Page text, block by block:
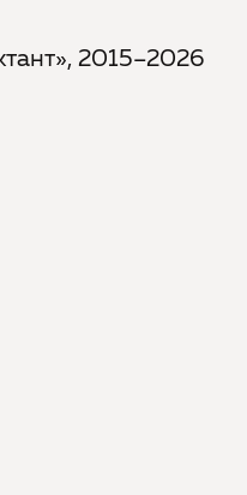
2015–2026